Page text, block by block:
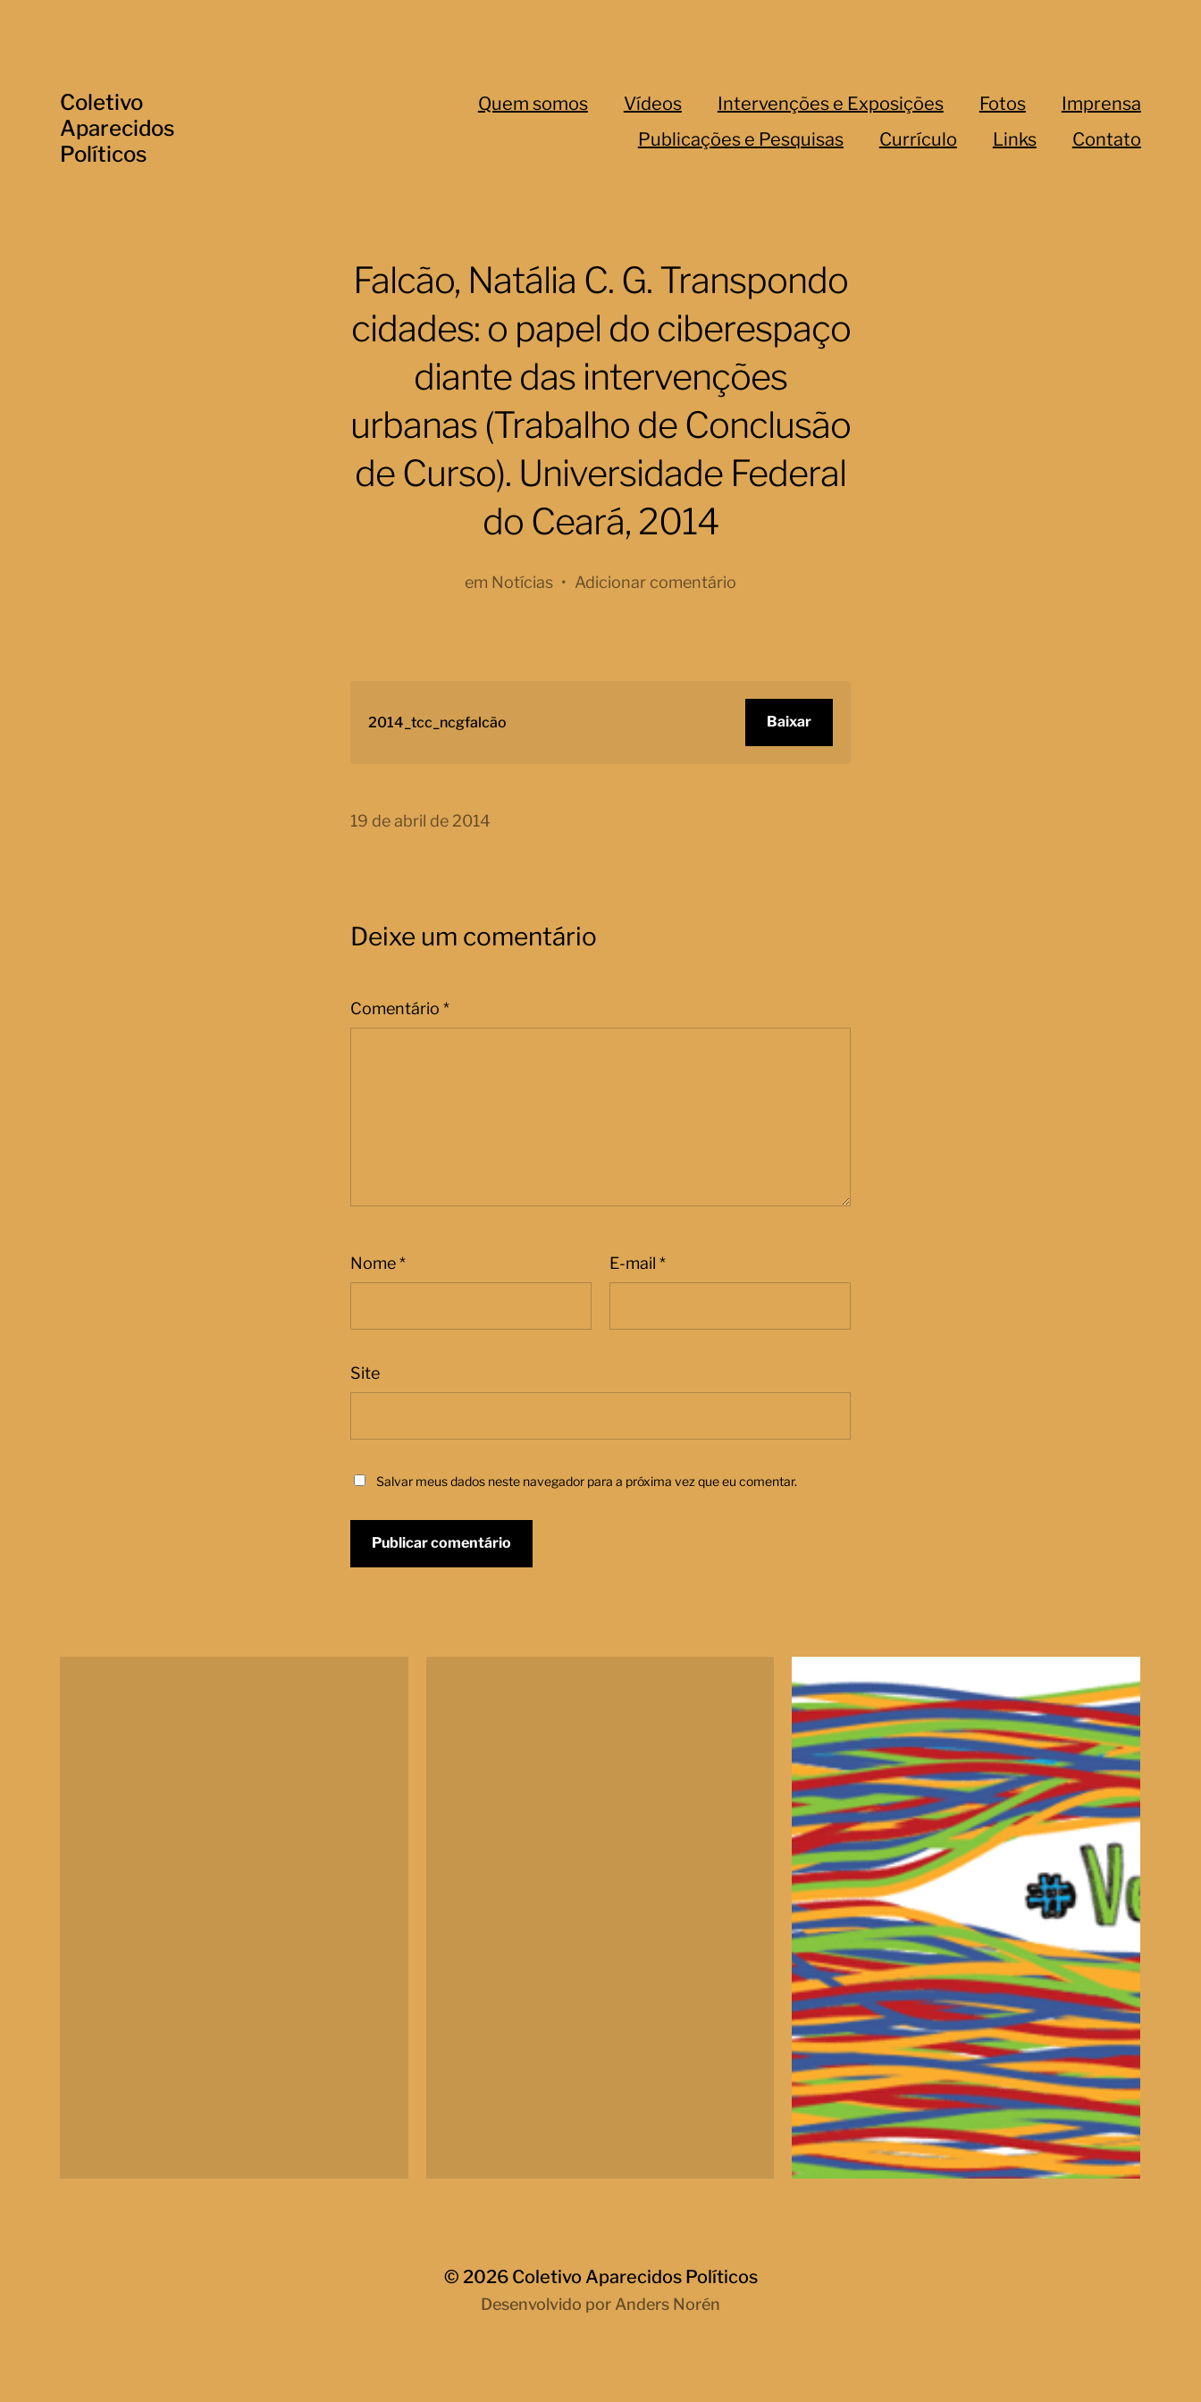
Coletivo
Aparecidos
Políticos
Quem somos Vídeos Intervenções e Exposições Fotos
Imprensa
Publicações e Pesquisas
Currículo Links Contato
Falcão, Natália C. G. Transpondo
cidades: o papel do ciberespaço
diante das intervenções
urbanas (Trabalho de Conclusão
de Curso). Universidade Federal
do Ceará, 2014
em Notícias • Adicionar comentário
2014_tcc_ncgfalcão Baixar
19 de abril de 2014
Deixe um comentário
Comentário *
Nome* E-mail *
Site
Salvar meus dados neste navegador para a próxima vez que eu comentar.
© 2026 Coletivo Aparecidos Políticos
Desenvolvido por Anders Norén